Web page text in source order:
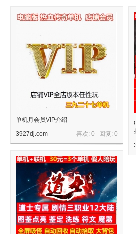
单机月会员VIP介绍
喜欢: 0 回复: 0
3927dj.com